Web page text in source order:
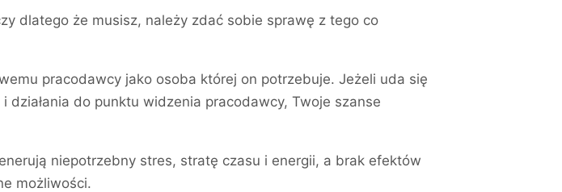
dlatego że musisz, należy zdać sobie sprawę z tego co
pracodawcy jako osoba której on potrzebuje. Jeżeli uda się
do punktu widzenia pracodawcy, Twoje szanse
niepotrzebny stres, stratę czasu i energii, a brak efektów
możliwości.